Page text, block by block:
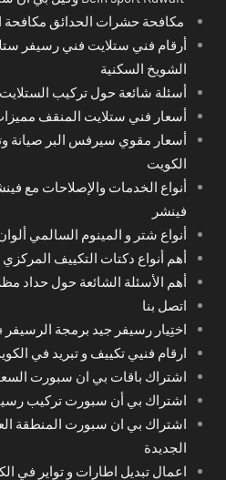
مكافحة حشرات الحدائق مكافحة
أرقام فني ستلايت فني رسيفر
الشويخ السكنية
أسئلة شائعة حول تركيب
أسعار فني ستلايت المنقف
أسعار مقوي سيرفس البر صيانة
الكويت
أنواع الخدمات والإصلاحات مع
فينشر
أنواع شتر و المينوم السالمي
أهم أنواع دكتات التكييف
أهم الأسئلة الشائعة حول حداد
اتصل بنا
اختِيار رسيفر جيد برمجة الرسيفر 24 ساعة في الكويت
ارقام فنيي تكييف و تبريد في
اشتراك باقات بي ان سبورت
اشتراك بي أن سبورت تركيب
الجديدة
اعمال تبديل اطارات و تواير في